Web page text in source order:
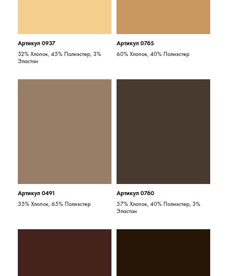
Артикул 0937
52% Хлопок, 45% Полиэстер, 3%
Эластан
Артикул 0765
60% Хлопок, 40% Полиэстер
Артикул 0491
35% Хлопок, 65% Полиэстер
Артикул 0760
57% Хлопок, 40% Полиэстер, 3%
Эластан